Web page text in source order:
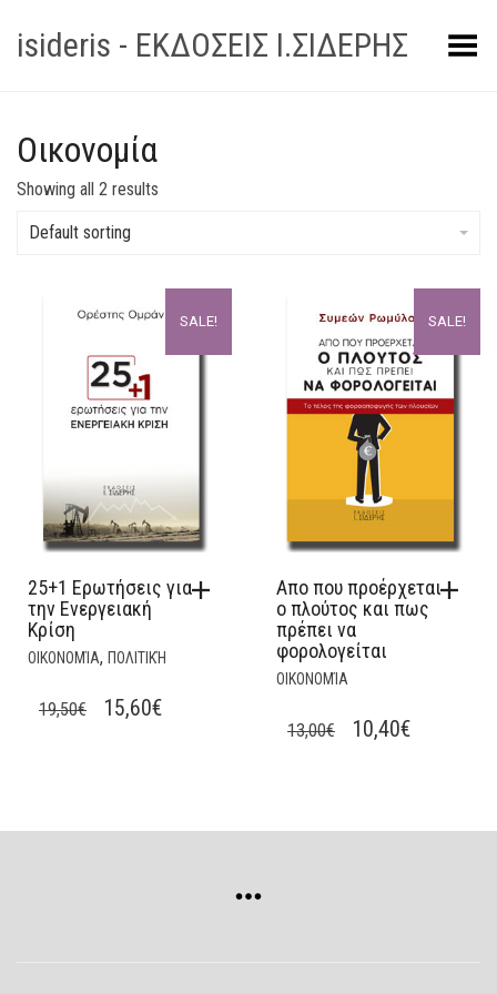
isideris - ΕΚΔΟΣΕΙΣ Ι.ΣΙΔΕΡΗΣToggle Menu
Οικονομία
Showing all 2 results
Default sorting
SALE!
25+1 Ερωτήσεις για
την Ενεργειακή
Κρίση
ΟΙΚΟΝΟΜΊΑ, ΠΟΛΙΤΙΚΉ
19,50€
ORIGINAL
15,60€CURRENT
SALE!
Απο που προέρχεται
ο πλούτος και πως
πρέπει να
φορολογείται
ΟΙΚΟΝΟΜΊΑ
13,00€
ORIGINAL
10,40€CURRENT